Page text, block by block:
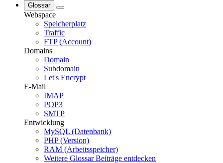
Glossar
Webspace
Speicherplatz
Traffic
FTP (Account)
Domains
Domain
Subdomain
Let's Encrypt
E-Mail
IMAP
POP3
SMTP
Entwicklung
MySQL (Datenbank)
PHP (Version)
RAM (Arbeitsspeicher)
Weitere Glossar Beiträge entdecken